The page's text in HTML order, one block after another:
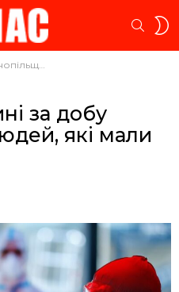
людей, які мали коронавірус
за добу
які мали